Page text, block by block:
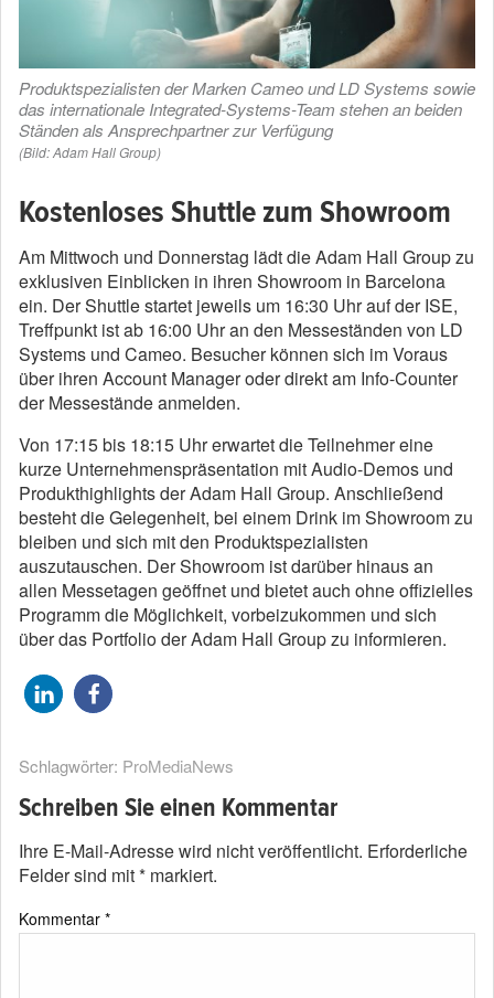
Produktspezialisten der Marken Cameo und LD Systems sowie
das internationale Integrated-Systems-Team stehen an beiden
Ständen als Ansprechpartner zur Verfügung
(Bild: Adam Hall Group)
Kostenloses Shuttle zum Showroom
Am Mittwoch und Donnerstag lädt die Adam Hall Group zu
exklusiven Einblicken in ihren Showroom in Barcelona
ein. Der Shuttle startet jeweils um 16:30 Uhr auf der ISE,
Treffpunkt ist ab 16:00 Uhr an den Messeständen von LD
Systems und Cameo. Besucher können sich im Voraus
über ihren Account Manager oder direkt am Info-Counter
der Messestände anmelden.
Von 17:15 bis 18:15 Uhr erwartet die Teilnehmer eine
kurze Unternehmenspräsentation mit Audio-Demos und
Produkthighlights der Adam Hall Group. Anschließend
besteht die Gelegenheit, bei einem Drink im Showroom zu
bleiben und sich mit den Produktspezialisten
auszutauschen. Der Showroom ist darüber hinaus an
allen Messetagen geöffnet und bietet auch ohne offizielles
Programm die Möglichkeit, vorbeizukommen und sich
über das Portfolio der Adam Hall Group zu informieren.
Schlagwörter: ProMediaNews
Schreiben Sie einen Kommentar
Ihre E-Mail-Adresse wird nicht veröffentlicht. Erforderliche
Felder sind mit* markiert.
Kommentar *